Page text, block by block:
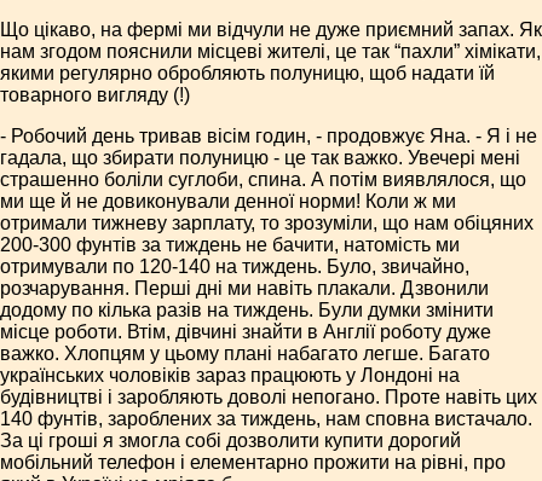
Що цікаво, на фермі ми відчули не дуже приємний запах. Як
нам згодом пояснили місцеві жителі, це так “пахли” хімікати,
якими регулярно обробляють полуницю, щоб надати їй
товарного вигляду (!)
- Робочий день тривав вісім годин, - продовжує Яна. - Я і не
гадала, що збирати полуницю - це так важко. Увечері мені
страшенно боліли суглоби, спина. А потім виявлялося, що
ми ще й не довиконували денної норми! Коли ж ми
отримали тижневу зарплату, то зрозуміли, що нам обіцяних
200-300 фунтів за тиждень не бачити, натомість ми
отримували по 120-140 на тиждень. Було, звичайно,
розчарування. Перші дні ми навіть плакали. Дзвонили
додому по кілька разів на тиждень. Були думки змінити
місце роботи. Втім, дівчині знайти в Англії роботу дуже
важко. Хлопцям у цьому плані набагато легше. Багато
українських чоловіків зараз працюють у Лондоні на
будівництві і заробляють доволі непогано. Проте навіть цих
140 фунтів, зароблених за тиждень, нам сповна вистачало.
За ці гроші я змогла собі дозволити купити дорогий
мобільний телефон і елементарно прожити на рівні, про